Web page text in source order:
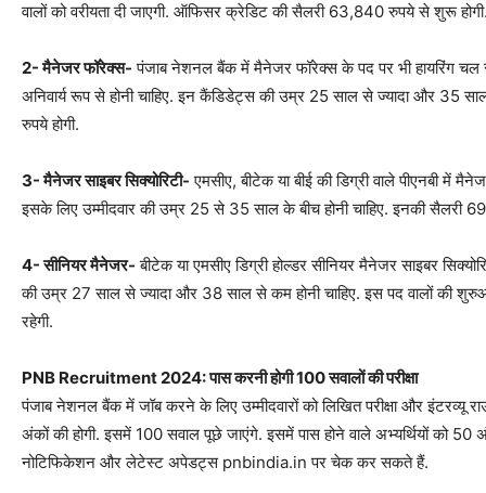
वालों को वरीयता दी जाएगी. ऑफिसर क्रेडिट की सैलरी 63,840 रुपये से शुरू
2- मैनेजर फॉरेक्स- पंजाब नेशनल बैंक में मैनेजर फॉरेक्स के पद पर भी हायरिंग चल
अनिवार्य रूप से होनी चाहिए. इन कैंडिडेट्स की उम्र 25 साल से ज्यादा और 35
रुपये होगी.
3- मैनेजर साइबर सिक्योरिटी- एमसीए, बीटेक या बीई की डिग्री वाले पीएनबी में
इसके लिए उम्मीदवार की उम्र 25 से 35 साल के बीच होनी चाहिए. इनकी सैलरी
4- सीनियर मैनेजर- बीटेक या एमसीए डिग्री होल्डर सीनियर मैनेजर साइबर
की उम्र 27 साल से ज्यादा और 38 साल से कम होनी चाहिए. इस पद वालों की
रहेगी.
PNB Recruitment 2024: पास करनी होगी 100 सवालों की परीक्षा
पंजाब नेशनल बैंक में जॉब करने के लिए उम्मीदवारों को लिखित परीक्षा और इंटरव्यू
अंकों की होगी. इसमें 100 सवाल पूछे जाएंगे. इसमें पास होने वाले अभ्यर्थियों को 50
नोटिफिकेशन और लेटेस्ट अपेडट्स pnbindia.in पर चेक कर सकते हैं.